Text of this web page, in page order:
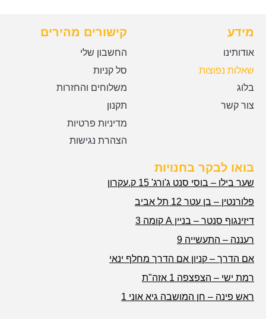
מידע
אודותינו
שאלות נפוצות
בלוג
צור קשר
קישורים מהירים
החשבון שלי
סל קניות
משלוחים והחזרות
תקנון
מדיניות פרטיות
הצהרת נגישות
בואו לבקר בחנויות
שער בילו – בוסי סנט ג'ורג' 15 ק.עקרון
פלורנטין – בן עטר 12 תל אביב
דיזינגוף סנטר – בניין A קומה 3
רעננה – התעשייה 9
אם הדרך – קניון אם הדרך מחלף ינאי
רמת ישי – הצפצפה 1 אזה"ת
ראש פינה – חן המושבה גיא אוני 1